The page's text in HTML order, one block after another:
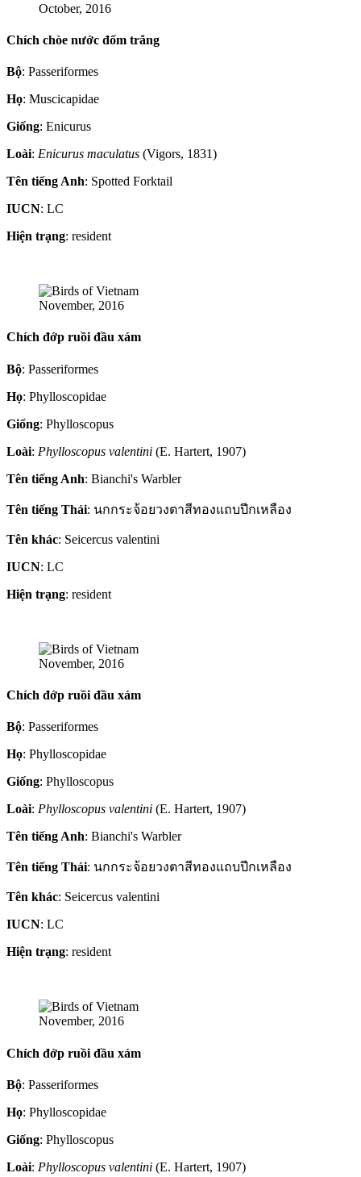
October, 2016
Chích chòe nước đốm trắng
Bộ: Passeriformes
Họ: Muscicapidae
Giống: Enicurus
Loài: Enicurus maculatus (Vigors, 1831)
Tên tiếng Anh: Spotted Forktail
IUCN: LC
Hiện trạng: resident
November, 2016
Chích đớp ruồi đầu xám
Bộ: Passeriformes
Họ: Phylloscopidae
Giống: Phylloscopus
Loài: Phylloscopus valentini (E. Hartert, 1907)
Tên tiếng Anh: Bianchi's Warbler
Tên tiếng Thái: นกกระจ้อยวงตาสีทองแถบปีกเหลือง
Tên khác: Seicercus valentini
IUCN: LC
Hiện trạng: resident
November, 2016
Chích đớp ruồi đầu xám
Bộ: Passeriformes
Họ: Phylloscopidae
Giống: Phylloscopus
Loài: Phylloscopus valentini (E. Hartert, 1907)
Tên tiếng Anh: Bianchi's Warbler
Tên tiếng Thái: นกกระจ้อยวงตาสีทองแถบปีกเหลือง
Tên khác: Seicercus valentini
IUCN: LC
Hiện trạng: resident
November, 2016
Chích đớp ruồi đầu xám
Bộ: Passeriformes
Họ: Phylloscopidae
Giống: Phylloscopus
Loài: Phylloscopus valentini (E. Hartert, 1907)